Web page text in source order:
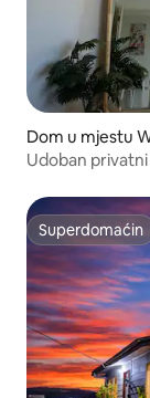
Dom u mjestu
Udoban
Superdomaćin
Superdomaćin